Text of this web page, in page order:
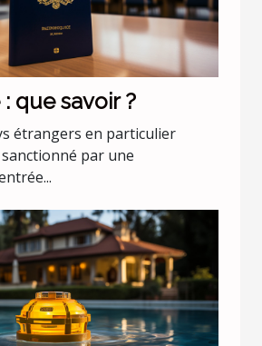
que savoir ?
étrangers en particulier
par une